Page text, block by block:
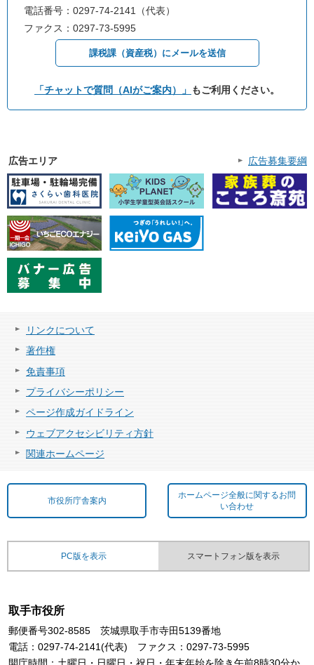
電話番号：0297-74-2141（代表）
ファクス：0297-73-5995
課税課（資産税）にメールを送信
「チャットで質問（AIがご案内）」 もご利用ください。
広告エリア 広告募集要綱
リンクについて
著作権
免責事項
プライバシーポリシー
ページ作成ガイドライン
ウェブアクセシビリティ方針
関連ホームページ
市役所庁舎案内
ホームページ全般に関するお問
い合わせ
PC版を表示 スマートフォン版を表示
取手市役所
郵便番号302-8585 茨城県取手市寺田5139番地
電話：0297-74-2141(代表) ファクス：0297-73-5995